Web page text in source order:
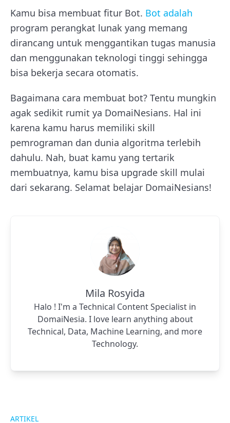
Kamu bisa membuat fitur Bot. Bot adalah
program perangkat lunak yang memang
dirancang untuk menggantikan tugas manusia
dan menggunakan teknologi tinggi sehingga
bisa bekerja secara otomatis.
Bagaimana cara membuat bot? Tentu mungkin
agak sedikit rumit ya DomaiNesians. Hal ini
karena kamu harus memiliki skill
pemrograman dan dunia algoritma terlebih
dahulu. Nah, buat kamu yang tertarik
membuatnya, kamu bisa upgrade skill mulai
dari sekarang. Selamat belajar DomaiNesians!
Mila Rosyida
Halo ! I'm a Technical Content Specialist in
DomaiNesia. I love learn anything about
Technical, Data, Machine Learning, and more
Technology.
ARTIKEL